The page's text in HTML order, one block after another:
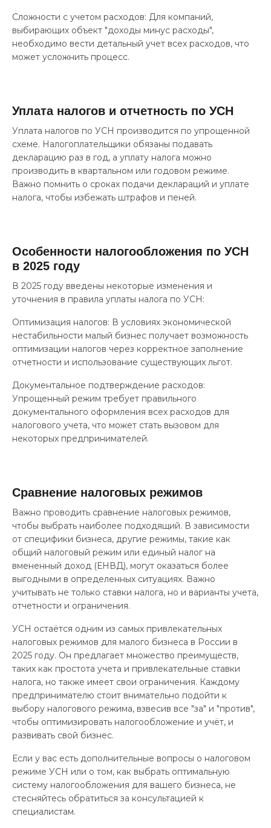
Сложности с учетом расходов: Для компаний,
выбирающих объект "доходы минус расходы",
необходимо вести детальный учет всех расходов, что
может усложнить процесс.
Уплата налогов и отчетность по УСН
Уплата налогов по УСН производится по упрощенной
схеме. Налогоплательщики обязаны подавать
декларацию раз в год, а уплату налога можно
производить в квартальном или годовом режиме.
Важно помнить о сроках подачи деклараций и уплате
налога, чтобы избежать штрафов и пеней.
Особенности налогообложения по УСН
в 2025 году
В 2025 году введены некоторые изменения и
уточнения в правила уплаты налога по УСН:
Оптимизация налогов: В условиях экономической
нестабильности малый бизнес получает возможность
оптимизации налогов через корректное заполнение
отчетности и использование существующих льгот.
Документальное подтверждение расходов:
Упрощенный режим требует правильного
документального оформления всех расходов для
налогового учета, что может стать вызовом для
некоторых предпринимателей.
Сравнение налоговых режимов
Важно проводить сравнение налоговых режимов,
чтобы выбрать наиболее подходящий. В зависимости
от специфики бизнеса, другие режимы, такие как
общий налоговый режим или единый налог на
вмененный доход (ЕНВД), могут оказаться более
выгодными в определенных ситуациях. Важно
учитывать не только ставки налога, но и варианты учета,
отчетности и ограничения.
УСН остаётся одним из самых привлекательных
налоговых режимов для малого бизнеса в России в
2025 году. Он предлагает множество преимуществ,
таких как простота учета и привлекательные ставки
налога, но также имеет свои ограничения. Каждому
предпринимателю стоит внимательно подойти к
выбору налогового режима, взвесив все "за" и "против",
чтобы оптимизировать налогообложение и учёт, и
развивать свой бизнес.
Если у вас есть дополнительные вопросы о налоговом
режиме УСН или о том, как выбрать оптимальную
систему налогообложения для вашего бизнеса, не
стесняйтесь обратиться за консультацией к
специалистам.